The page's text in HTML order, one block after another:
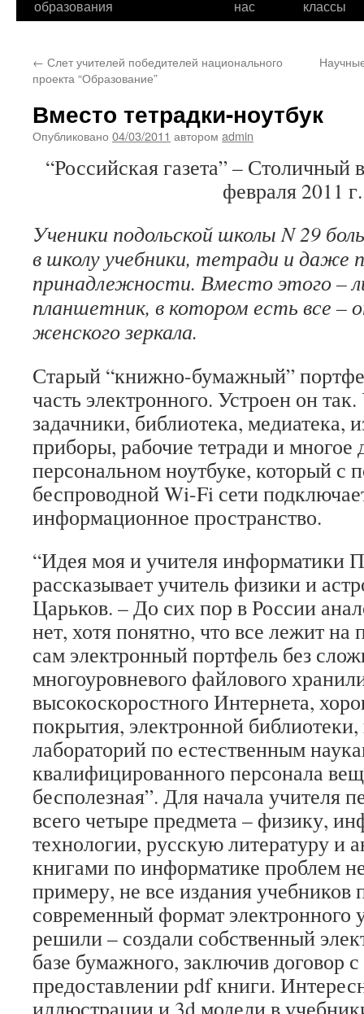
образования
нас
классы
← Слет учителей победителей национального
проекта “Образование”
Вместо тетрадки-ноутбук
Опубликовано 04/03/2011 автором admin
“Российская газета” –
февраля 2011 г.
Ученики подольской школы N 29
в школу учебники, тетради и даже
принадлежности. Вместо этого –
планшетник, в котором есть все –
женского зеркала.
Старый “книжно-бумажный”
часть электронного. Устроен он
задачники, библиотека, медиатека,
приборы, рабочие тетради и многое
персональном ноутбуке, который с
беспроводной Wi-Fi сети
информационное пространство.
“Идея моя и учителя информатики
рассказывает учитель физики и
Царьков. – До сих пор в России
нет, хотя понятно, что все лежит
сам электронный портфель без
многоуровневого файлового
высокоскоростного Интернета,
покрытия, электронной
лабораторий по естественным
квалифицированного персонала
бесполезная”. Для начала учителя
всего четыре предмета – физику,
технологии, русскую литературу и
книгами по информатике проблем
примеру, не все издания
современный формат электронного
решили – создали собственный
базе бумажного, заключив договор
предоставлении pdf книги.
иллюстрации и 3d модели в